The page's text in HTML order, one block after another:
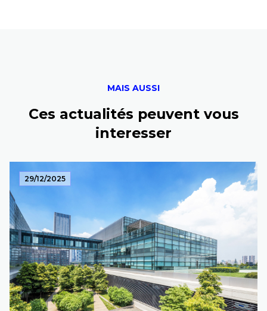
MAIS AUSSI
Ces actualités peuvent vous
interesser
29/12/2025